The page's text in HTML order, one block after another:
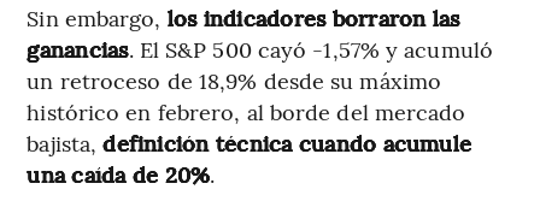
Sin embargo, los indicadores borraron las
ganancias. El S&P 500 cayó -1,57% y acumuló
un retroceso de 18,9% desde su máximo
histórico en febrero, al borde del mercado
bajista,definición técnica cuando acumule
una caída de 20%.